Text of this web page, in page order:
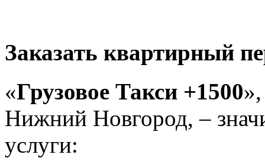
Заказать квартирный
«Грузовое Такси +1500
Нижний Новгород, –
услуги: